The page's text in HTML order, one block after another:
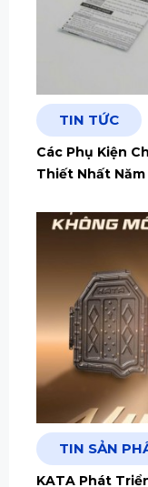
TIN TỨC
Các Phụ Kiện
Thiết Nhất Năm
TIN SẢN
KATA Phát